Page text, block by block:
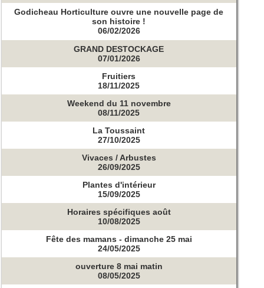
Godicheau Horticulture ouvre une nouvelle page de
son histoire !
06/02/2026
GRAND DESTOCKAGE
07/01/2026
Fruitiers
18/11/2025
Weekend du 11 novembre
08/11/2025
La Toussaint
27/10/2025
Vivaces / Arbustes
26/09/2025
Plantes d'intérieur
15/09/2025
Horaires spécifiques août
10/08/2025
Fête des mamans - dimanche 25 mai
24/05/2025
ouverture 8 mai matin
08/05/2025